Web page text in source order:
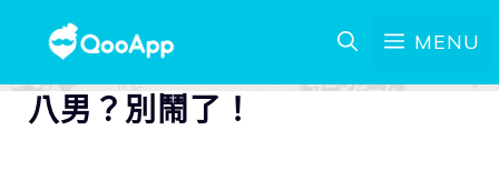
MENU
八男？別鬧了！